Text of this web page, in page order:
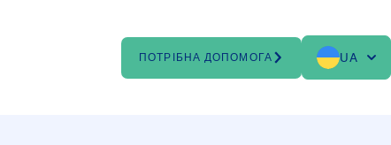
ПОТРІБНА ДОПОМОГА UA